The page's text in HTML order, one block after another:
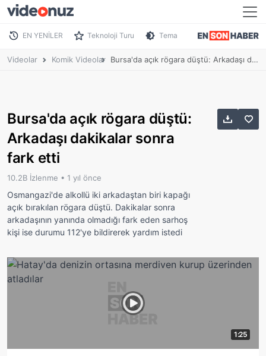
EN YENİLER Teknoloji Turu Tema
Videolar Komik Videolar Bursa'da açık rögara düştü: Arkadaşı dakikalar sonra fark etti
Bursa'da açık rögara düştü:
Arkadaşı dakikalar sonra
fark etti
10.2B İzlenme • 1 yıl önce
Osmangazi'de alkollü iki arkadaştan biri kapağı
açık bırakılan rögara düştü. Dakikalar sonra
arkadaşının yanında olmadığı fark eden sarhoş
kişi ise durumu 112'ye bildirerek yardım istedi
1:25